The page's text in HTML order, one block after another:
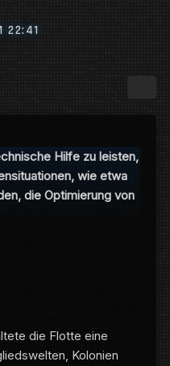
22:41
Hilfe zu leisten,
wie etwa
die Optimierung von
die Flotte eine
Kolonien